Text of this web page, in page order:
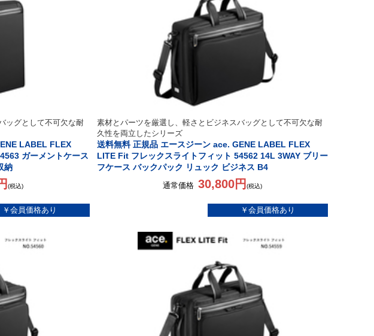
ッグとして不可欠な耐
LABEL FLEX
ガーメントケース
納
(税込)
素材とパーツを厳選し、軽さとビジネスバッグとして不可欠な耐
久性を両立したシリーズ
送料無料 正規品 エースジーン ace. GENE LABEL FLEX
LITE Fit フレックスライトフィット 54562 14L 3WAY ブリー
フケース バックパック リュック ビジネス B4
通常価格 30,800円 (税込)